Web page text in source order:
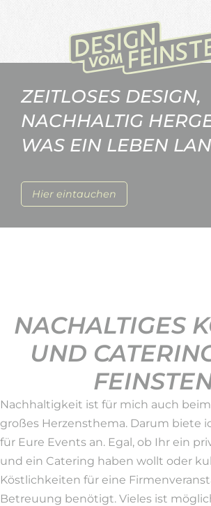
Hier eintauchen
ZEITLOSES DESIGN,
NACHHALTIG
WAS EIN LEBEN
NACHALTIGES
UND
Nachhaltigkeit ist für mich auch
großes Herzensthema. Darum biete
für Eure Events an. Egal, ob Ihr ein
und ein Catering haben wollt oder
Köstlichkeiten für eine
Betreuung benötigt. Vieles ist